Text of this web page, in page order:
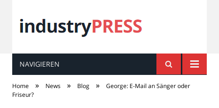
industryPRESS
NAVIGIEREN
Home » News » Blog »
George: E-Mail an Sänger oder
Friseur?